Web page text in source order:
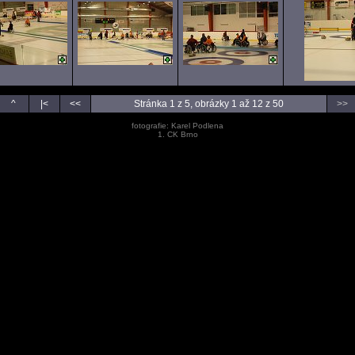
^ |< << Stránka 1 z 5, obrázky 1 až 12 z 50 >>
fotografie: Karel Podlena
1. CK Brno